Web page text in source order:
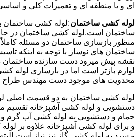
ای و یا منطقه ای و تعمیرات کلی و
لوله کشی ساختمان:لوله کشی
ساختمان است.لوله کشی ساختمان در
منظور بازسازی ساختمان دو مسئله
ساختمان های نوساز با توجه به اینکه
نقشه پیش میرود دست سازنده ساختمان
لوازم بازتر است اما در بازسازی لوله
محدویت های موجود دست مهندس طراح
لوله کشی ساختمان به دو قسمت اصلی
دستشویی و لوله کشی آشپزخانه تقسیم
حمام و دستشویی به لوله کشی آب گرم
و برای لوله کشی آشپزخانه علاوه بر